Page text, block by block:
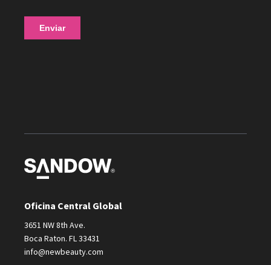
Oficina Central Global
3651 NW 8th Ave.
Boca Raton. FL 33431
info@newbeauty.com